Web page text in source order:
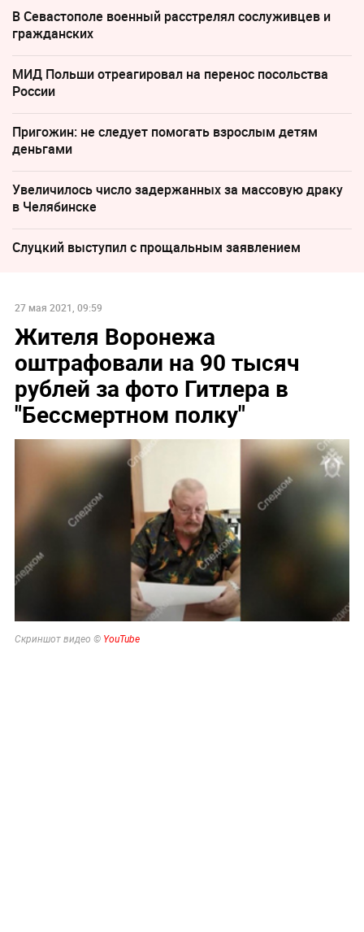
В Севастополе военный расстрелял сослуживцев и
гражданских
МИД Польши отреагировал на перенос посольства
России
Пригожин: не следует помогать взрослым детям
деньгами
Увеличилось число задержанных за массовую драку
в Челябинске
Слуцкий выступил с прощальным заявлением
27 мая 2021, 09:59
Жителя Воронежа
оштрафовали на 90 тысяч
рублей за фото Гитлера в
"Бессмертном полку"
Скриншот видео © YouTube